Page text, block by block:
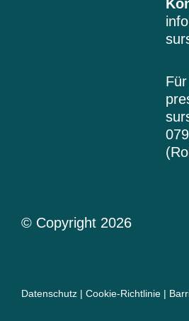
t
© Copyright 2026
Datenschutz | Cookie-Richtlinie |